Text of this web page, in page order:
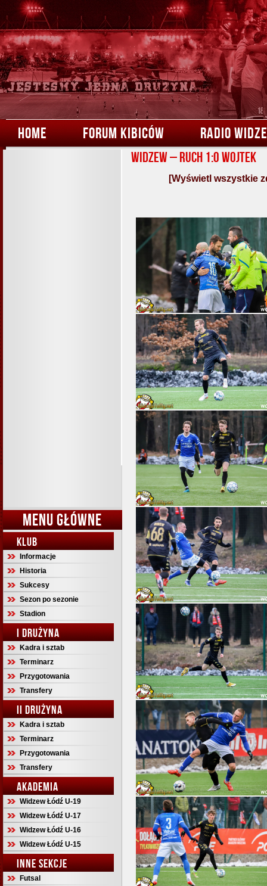
HOME FORUM KIBICÓW RADIO
MENU GŁÓWNE
KLUB
Informacje
Historia
Sukcesy
Sezon po sezonie
Stadion
I DRUŻYNA
Kadra i sztab
Terminarz
Przygotowania
Transfery
II DRUŻYNA
Kadra i sztab
Terminarz
Przygotowania
Transfery
AKADEMIA
Widzew Łódź U-19
Widzew Łódź U-17
Widzew Łódź U-16
Widzew Łódź U-15
INNE SEKCJE
Futsal
Widzew – Ruch 1:0 Wojtek
[Wyświetl wszystkie